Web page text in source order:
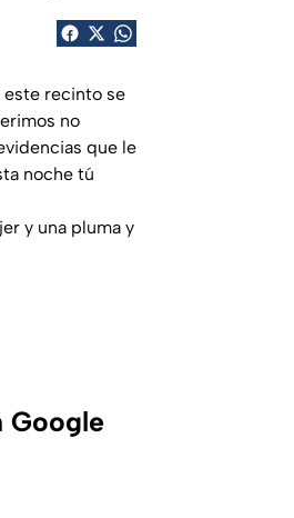
este recinto se
no
que le
noche tú
y una pluma y
Google